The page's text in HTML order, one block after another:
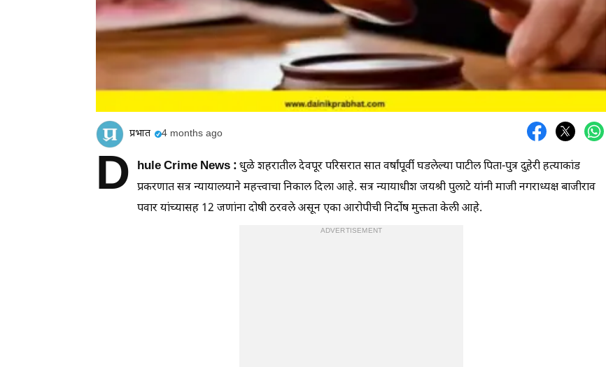
प्रभात 4 months ago
D hule Crime News :धुळे शहरातील देवपूर परिसरात सात वर्षांपूर्वी घडलेल्या पाटील पिता-पुत्र दुहेरी हत्याकांड
प्रकरणात सत्र न्यायालयाने महत्त्वाचा निकाल दिला आहे. सत्र न्यायाधीश जयश्री पुलाटे यांनी माजी नगराध्यक्ष बाजीराव
पवार यांच्यासह 12 जणांना दोषी ठरवले असून एका आरोपीची निर्दोष मुक्तता केली आहे.
ADVERTISEMENT